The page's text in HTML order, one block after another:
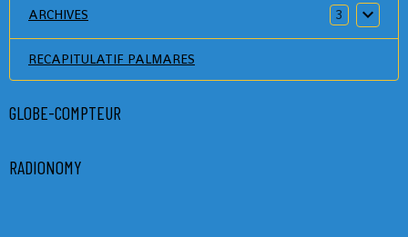
ARCHIVES 3
RECAPITULATIF PALMARES
GLOBE-COMPTEUR
RADIONOMY